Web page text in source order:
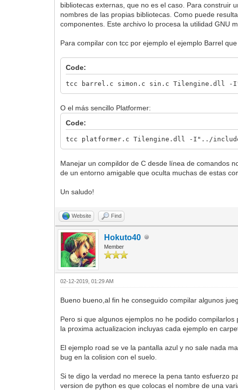
bibliotecas externas, que no es el caso. Para construir
nombres de las propias bibliotecas. Como puede
componentes. Este archivo lo procesa la utilidad GNU
Para compilar con tcc por ejemplo el ejemplo Barrel
Code:
tcc barrel.c simon.c sin.c Tilengine.dll -
O el más sencillo Platformer:
Code:
tcc platformer.c Tilengine.dll -I"../
Manejar un compildor de C desde línea de comandos
de un entorno amigable que oculta muchas de estas
Un saludo!
Website Find
Hokuto40
Member
02-12-2019, 01:29 AM
Bueno bueno,al fin he conseguido compilar algunos
Pero si que algunos ejemplos no he podido
la proxima actualizacion incluyas cada ejemplo en
El ejemplo road se ve la pantalla azul y no sale nada
bug en la colision con el suelo.
Si te digo la verdad no merece la pena tanto esfuerzo
version de python es que colocas el nombre de una